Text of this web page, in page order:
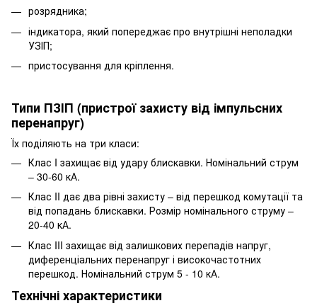
розрядника;
індикатора, який попереджає про внутрішні неполадки
УЗІП;
пристосування для кріплення.
Типи ПЗІП (пристрої захисту від імпульсних
перенапруг)
Їх поділяють на три класи:
Клас I захищає від удару блискавки. Номінальний струм
– 30-60 кА.
Клас II дає два рівні захисту – від перешкод комутації та
від попадань блискавки. Розмір номінального струму –
20-40 кА.
Клас III захищає від залишкових перепадів напруг,
диференціальних перенапруг і високочастотних
перешкод. Номінальний струм 5 - 10 кА.
Технічні характеристики